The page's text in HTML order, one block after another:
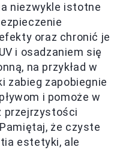
niezwykle istotne
oraz chronić je
i osadzaniem się
na przykład w
zabieg zapobiegnie
i pomoże w
przejrzystości
że czyste
estetyki, ale